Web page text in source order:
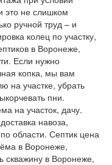
это не слишком
ручной труд – и
колец по участку,
в Воронеже,
Если нужно
копка, мы вам
на участке, убрать
пни.
на участок, дачу.
навоза,
области. Септик цена
в Воронеже,
скважину в Воронеже,